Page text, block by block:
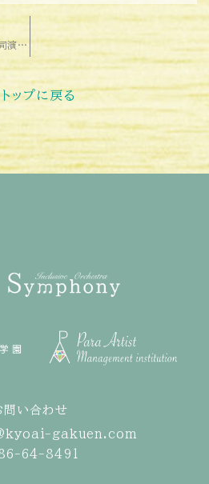
2024年3月3日 特別合同演奏会について
トップに戻る
問い合わせ
gakuen.com
64-8491